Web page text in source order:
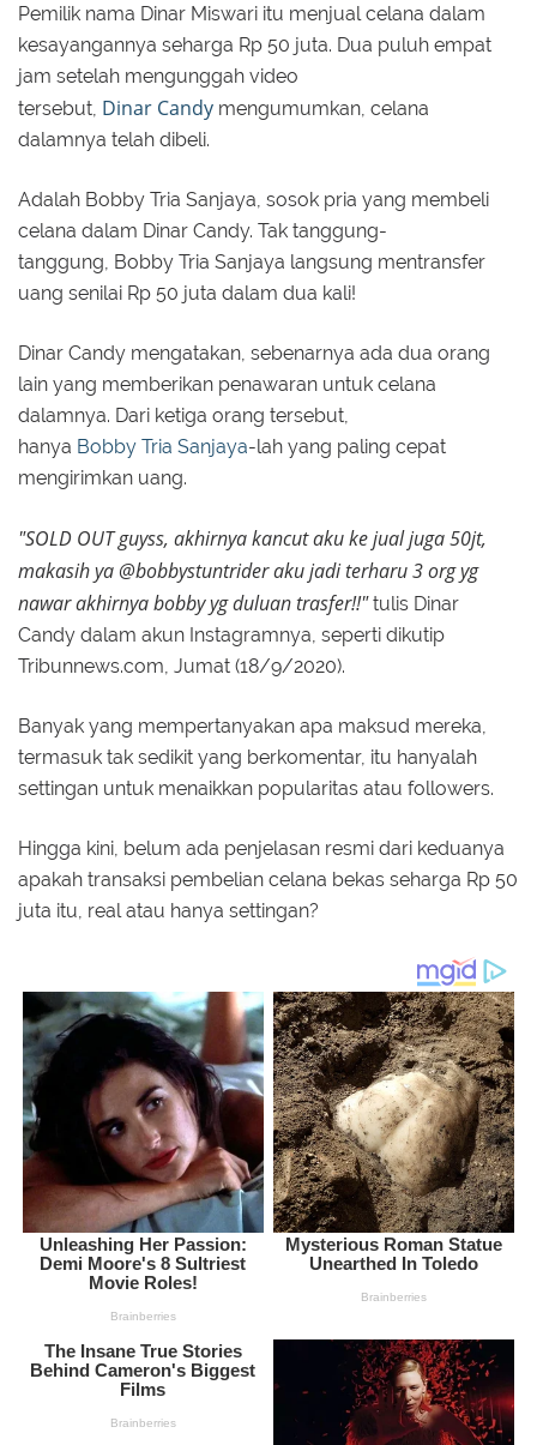
Pemilik nama Dinar Miswari itu menjual celana dalam
kesayangannya seharga Rp 50 juta. Dua puluh empat
jam setelah mengunggah video
tersebut, Dinar Candy mengumumkan, celana
dalamnya telah dibeli.
Adalah Bobby Tria Sanjaya, sosok pria yang membeli
celana dalam Dinar Candy. Tak tanggung-
tanggung, Bobby Tria Sanjaya langsung mentransfer
uang senilai Rp 50 juta dalam dua kali!
Dinar Candy mengatakan, sebenarnya ada dua orang
lain yang memberikan penawaran untuk celana
dalamnya. Dari ketiga orang tersebut,
hanya Bobby Tria Sanjaya-lah yang paling cepat
mengirimkan uang.
"SOLD OUT guyss, akhirnya kancut aku ke jual juga 50jt,
makasih ya @bobbystuntrider aku jadi terharu3 org yg
nawar akhirnya bobby yg duluan trasfer!!" tulis Dinar
Candy dalam akun Instagramnya, seperti dikutip
Tribunnews.com, Jumat (18/9/2020).
Banyak yang mempertanyakan apa maksud mereka,
termasuk tak sedikit yang berkomentar, itu hanyalah
settingan untuk menaikkan popularitas atau followers.
Hingga kini, belum ada penjelasan resmi dari keduanya
apakah transaksi pembelian celana bekas seharga Rp 50
juta itu, real atau hanya settingan?